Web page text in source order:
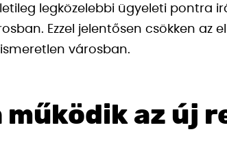
legközelebbi ügyeleti pontra
Ezzel jelentősen csökken az
városban.
működik az új